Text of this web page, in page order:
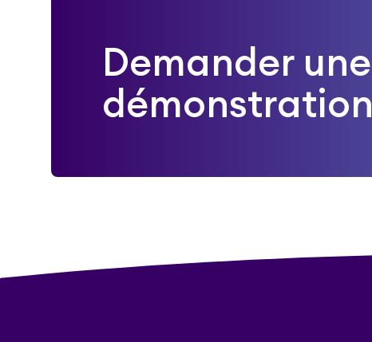
Demander une
démonstration